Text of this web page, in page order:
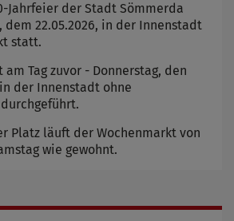
Jahrfeier der Stadt Sömmerda
22.05.2026, in der Innenstadt
statt.
am Tag zuvor - Donnerstag, den
der Innenstadt ohne
Platz läuft der Wochenmarkt von
wie gewohnt.